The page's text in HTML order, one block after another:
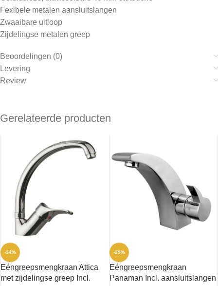
Fexibele metalen aansluitslangen
Zwaaibare uitloop
Zijdelingse metalen greep
Beoordelingen (0)
Levering
Review
Gerelateerde producten
-34%
Eéngreepsmengkraan Attica
met zijdelingse greep Incl.
-29%
Eéngreepsmengkraan
Panaman Incl. aansluitslangen